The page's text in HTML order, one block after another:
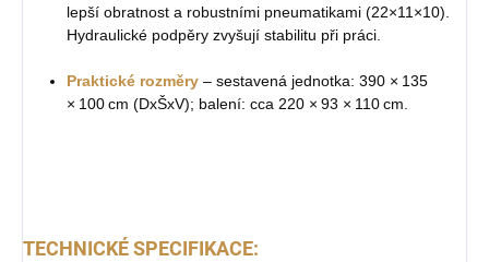
lepší obratnost a robustními pneumatikami (22×11×10).
Hydraulické podpěry zvyšují stabilitu při práci.
Praktické rozměry – sestavená jednotka: 390 × 135
× 100 cm (DxŠxV); balení: cca 220 × 93 × 110 cm.
TECHNICKÉ SPECIFIKACE: